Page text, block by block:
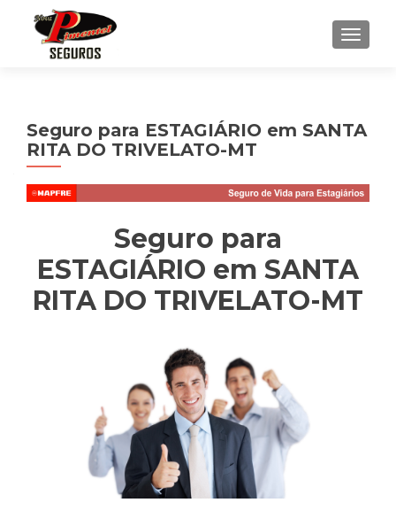
Seguro para ESTAGIÁRIO em SANTA
RITA DO TRIVELATO-MT
Seguro para
ESTAGIÁRIO em SANTA
RITA DO TRIVELATO-MT